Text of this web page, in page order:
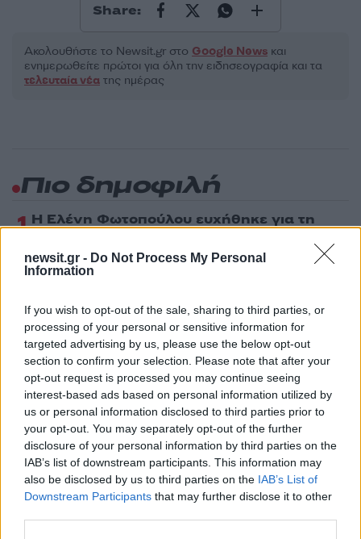
newsit.gr - Do Not Process My Personal
Information
If you wish to opt-out of the sale, sharing to third parties, or
processing of your personal or sensitive information for
targeted advertising by us, please use the below opt-out
section to confirm your selection. Please note that after your
opt-out request is processed you may continue seeing
interest-based ads based on personal information utilized by
us or personal information disclosed to third parties prior to
your opt-out. You may separately opt-out of the further
disclosure of your personal information by third parties on the
IAB’s list of downstream participants. This information may
also be disclosed by us to third parties on the IAB’s List of
Downstream Participants that may further disclose it to other
Share:
Ακολουθήστε το Νewsit.gr στο Google News και
ενημερωθείτε πρώτοι για όλη την ειδησεογραφία και τα
τελευταία νέα της ημέρας
Πιο δημοφιλή
1 Η Ελένη Φωτοπούλου ευχήθηκε για τη
γιορτή του Άκη Παυλόπουλου: «Δεκαπέντε
χρόνια μου διδάσκει υπομονή και αγάπη»
2Αριστοτέλης Δαμίγος: Στο Αποτεφρωτήριο
Ψάθα
3Η Αγγελική Ηλιάδη περιγράφει το θαύμα
που έζησε και πώς είδε τον Χριστό μπροστά
της: «Ήταν ό,τι πιο όμορφο έχω δει στη ζωή
μου»
4Ο Γιάννης Φακίνος αποκάλυψε πώς έγινε
viral το τραγούδι του «Λογαριασμός» που
ερμηνεύει η Κατερίνα Λιόλιου
5Σέρρες: Βίντεο ντοκουμέντο από το
τροχαίο με νεκρούς μητέρα και γιο – Ο
οδηγός του φορτηγού κατέγραψε τη
σύγκρουση